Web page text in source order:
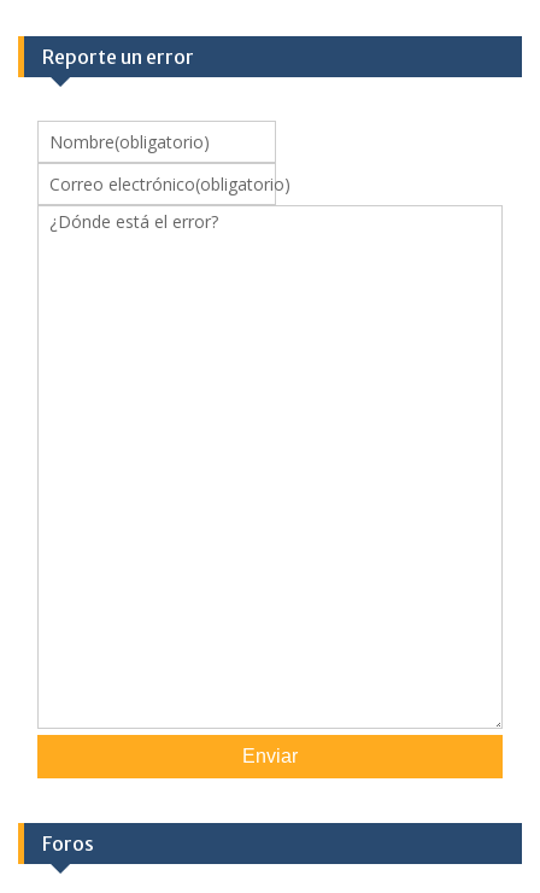
Reporte un error
Nombre(obligatorio)
Correo electrónico(obligatorio)
¿Dónde está el error?
Enviar
Foros